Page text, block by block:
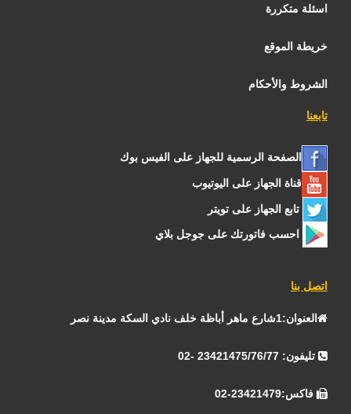
اسئلة متكررة
خريطة الموقع
الشروط والأحكام
تابعنا
الصفحة الرسمية للجهاز على الفيس بوك
قناة الجهاز على اليوتيوب
اتصل بنا
العنوان:1شارع ماهر أباظة خلف نادي السكة مدينة نصر